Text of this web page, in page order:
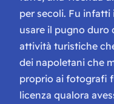
per secoli. Fu
usare il pugno
attività turistiche
dei napoletani che
proprio ai fotografi
licenza qualora